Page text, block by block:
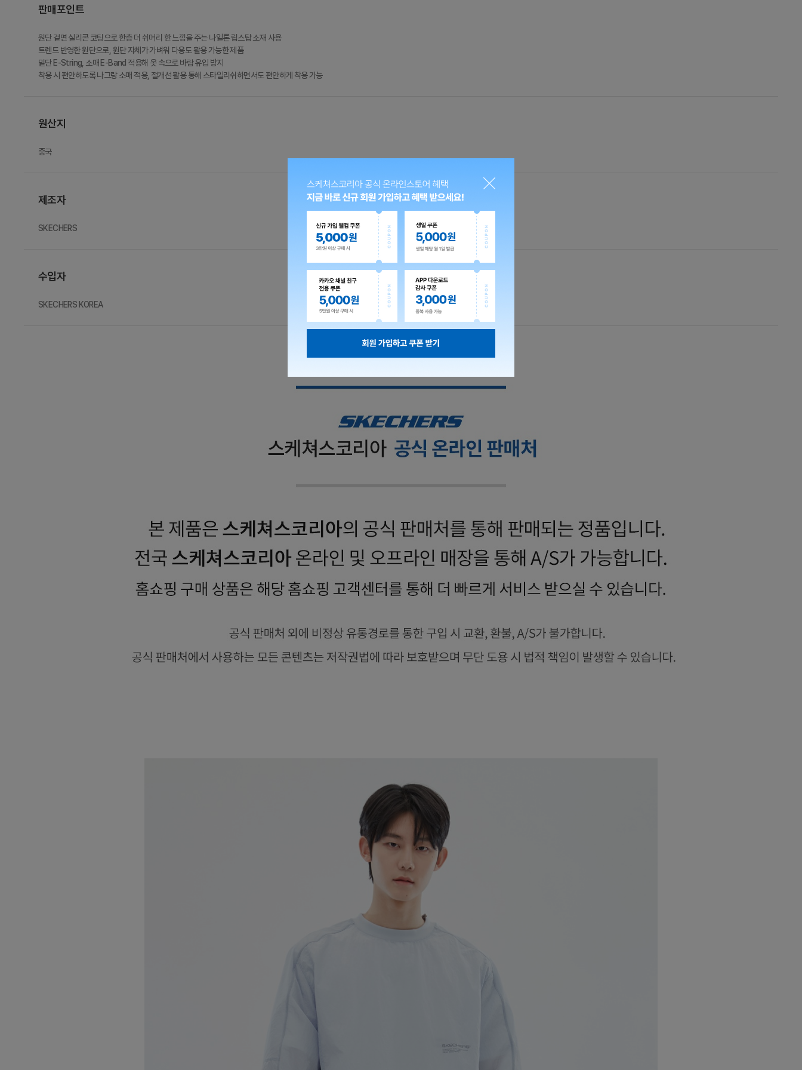
판매포인트
원단 겉면 실리콘 코팅으로 한층 더 쉬머리 한 느낌을 주는 나일론 립스탑 소재 사용
트렌드 반영한 원단으로, 원단 자체가 가벼워 다용도 활용 가능한 제품
밑단 E-String, 소매 E-Band 적용해 옷 속으로 바람 유입 방지
착용 시 편안하도록 나그랑 소매 적용, 절개선 활용 통해 스타일리쉬하면서도 편안하게 착용 가능
원산지
중국
제조자
SKECHERS
수입자
SKECHERS KOREA